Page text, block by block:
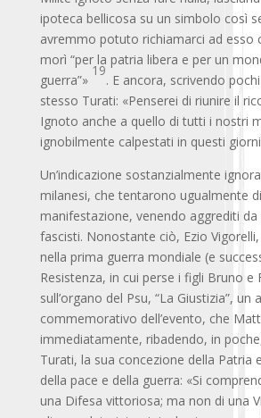
ipoteca bellicosa su un simbolo così
avremmo potuto richiamarci ad esso
morì “per la patria libera e per un
guerra”»
19
. E ancora, scrivendo
stesso Turati: «Penserei di riunire il
Ignoto anche a quello di tutti i nostri
ignobilmente calpestati in questi
Un’indicazione sostanzialmente
milanesi, che tentarono ugualmente
manifestazione, venendo aggrediti da
fascisti. Nonostante ciò, Ezio
nella prima guerra mondiale (e
Resistenza, in cui perse i figli Bruno e
sull’organo del Psu, “La Giustizia”, un
commemorativo dell’evento, che
immediatamente, ribadendo, in
Turati, la sua concezione della Patria
della pace e della guerra: «Si
una Difesa vittoriosa; ma non di una